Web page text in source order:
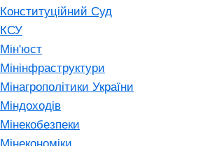
Конституційний Суд
КСУ
Мін'юст
Мінінфраструктури
Мінагрополітики України
Міндоходів
Мінекобезпеки
Мінекономіки